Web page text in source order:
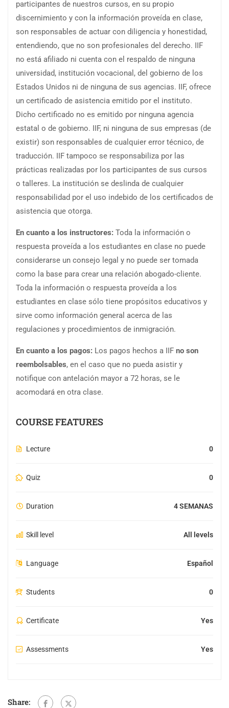
participantes de nuestros cursos, en su propio
discernimiento y con la información proveída en clase,
son responsables de actuar con diligencia y honestidad,
entendiendo, que no son profesionales del derecho. IIF
no está afiliado ni cuenta con el respaldo de ninguna
universidad, institución vocacional, del gobierno de los
Estados Unidos ni de ninguna de sus agencias. IIF, ofrece
un certificado de asistencia emitido por el instituto.
Dicho certificado no es emitido por ninguna agencia
estatal o de gobierno. IIF, ni ninguna de sus empresas (de
existir) son responsables de cualquier error técnico, de
traducción. IIF tampoco se responsabiliza por las
prácticas realizadas por los participantes de sus cursos
o talleres. La institución se deslinda de cualquier
responsabilidad por el uso indebido de los certificados de
asistencia que otorga.
En cuanto a los instructores: Toda la información o
respuesta proveída a los estudiantes en clase no puede
considerarse un consejo legal y no puede ser tomada
como la base para crear una relación abogado-cliente.
Toda la información o respuesta proveída a los
estudiantes en clase sólo tiene propósitos educativos y
sirve como información general acerca de las
regulaciones y procedimientos de inmigración.
En cuanto a los pagos: Los pagos hechos a IIF no son
reembolsables, en el caso que no pueda asistir y
notifique con antelación mayor a 72 horas, se le
acomodará en otra clase.
COURSE FEATURES
Lecture 0
Quiz 0
Duration 4 SEMANAS
Skill level All levels
Language Español
Students 0
Certificate Yes
Assessments Yes
Share: